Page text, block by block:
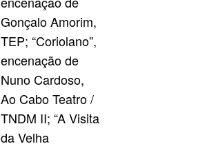
Gonçalo Amorim,
TEP; “Coriolano”,
encenação de
Nuno Cardoso,
Ao Cabo Teatro /
TNDM II; “A Visita
da Velha